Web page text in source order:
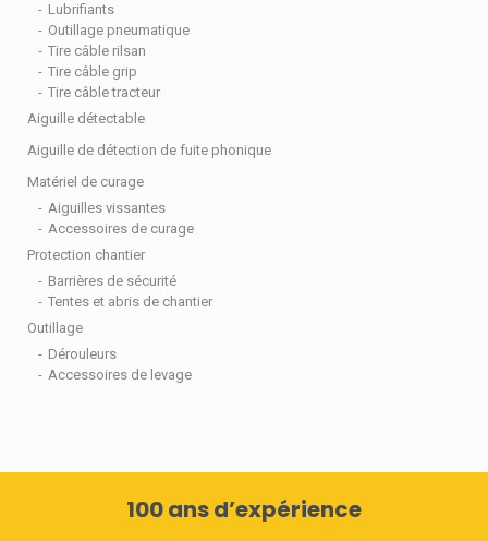
Lubrifiants
Outillage pneumatique
Tire câble rilsan
Tire câble grip
Tire câble tracteur
Aiguille détectable
Aiguille de détection de fuite phonique
Matériel de curage
Aiguilles vissantes
Accessoires de curage
Protection chantier
Barrières de sécurité
Tentes et abris de chantier
Outillage
Dérouleurs
Accessoires de levage
100 ans d’expérience